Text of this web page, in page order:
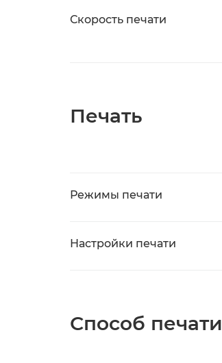
Скорость печати
Печать
Режимы печати
Настройки печати
Способ печати